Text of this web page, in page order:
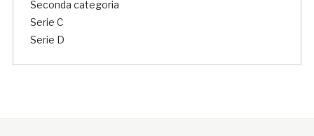
Seconda categoria
Serie C
Serie D